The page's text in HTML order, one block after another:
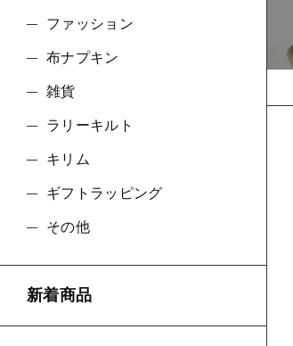
ファッション
布ナプキン
雑貨
ラリーキルト
キリム
ギフトラッピング
その他
新着商品